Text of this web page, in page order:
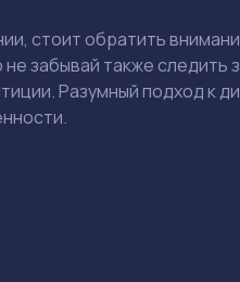
стоит обратить
забывай также
Разумный подход к